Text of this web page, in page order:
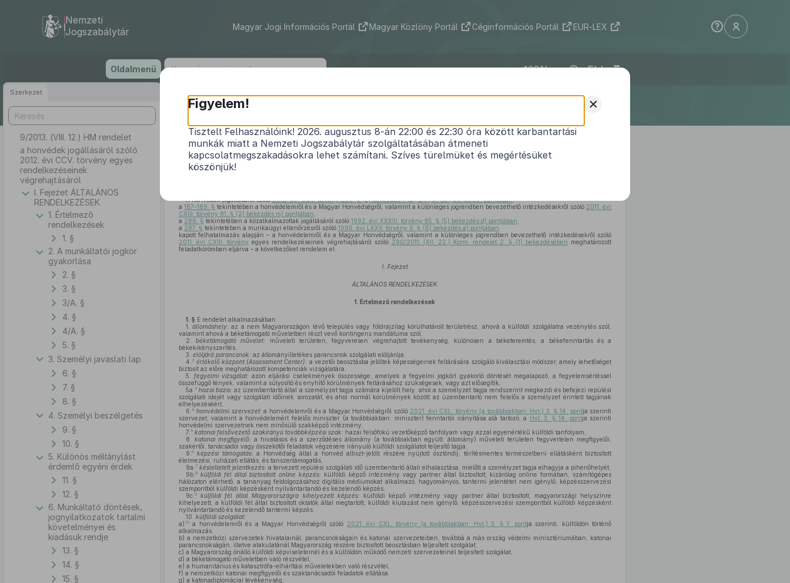
tartalomra
Nemzeti
Jogszabálytár
Magyar Jogi Információs Portál Magyar Közlöny Portál Céginformációs Portál EUR-LEX
Oldalmenü ELI
Szerkezet
9/2013. (VIII. 12.) HM rendelet
a honvédek jogállásáról szóló
2012. évi CCV. törvény egyes
rendelkezéseinek
végrehajtásáról
I. Fejezet ÁLTALÁNOS
RENDELKEZÉSEK
1. Értelmező
rendelkezések
1. §
2. A munkáltatói jogkör
gyakorlása
2. §
3. §
3/A. §
4. §
4/A. §
5. §
3. Személyi javaslati lap
6. §
7. §
8. §
4. Személyi beszélgetés
9. §
10. §
5. Különös méltánylást
érdemlő egyéni érdek
11. §
12. §
6. Munkáltató döntések,
jognyilatkozatok tartalmi
követelményei és
kiadásuk rendje
13. §
14. §
15. §
9/2013. (VIII. 12.) HM rendelet
a honvédek jogállásáról szóló2012. évi CCV. törvény egyes rendelkezéseinek
végrehajtásáról1
A honvédek jogállásáról szóló2012. évi CCV. törvény 238. § (2) bekezdés 1–15., 24., 31–33., 36. és 39. pontjában,
a 187–189. § tekintetében a honvédelemről és a Magyar Honvédségről, valamint a különleges jogrendben bevezethető intézkedésekről szóló 2011. évi
CXIII. törvény 81. § (2) bekezdés m) pontjában
a 286. § tekintetében a közalkalmazottak jogállásáról szóló 1992. évi XXXIII. törvény 85. § (5) bekezdés d) pontjában
a 287. § tekintetében a munkaügyi ellenőrzésről szóló 1996. évi LXXV. törvény 9. § (6) bekezdés a) pontjában
kapott felhatalmazás alapján – a honvédelemről és a Magyar Honvédségről, valamint a különleges jogrendben bevezethető intézkedésekről szóló
2011. évi CXIII. törvény egyes rendelkezéseinek végrehajtásáról szóló 290/2011. (XII. 22.) Korm. rendelet 2. § (1) bekezdésében meghatározott
feladatkörömben eljárva – a következőket rendelem el:
I. Fejezet
ÁLTALÁNOS RENDELKEZÉSEK
1. Értelmező rendelkezések
1. § E rendelet alkalmazásában
1.
állomáshely: az a nem Magyarországon lévő település vagy földrajzilag körülhatárolt területrész, ahová a külföldi szolgálatra vezénylés szól,
valamint ahová a béketámogató műveletben részt vevő kontingens mandátuma szól,
2.
béketámogató művelet:
műveleti területen, fegyveresen végrehajtott tevékenység, különösen a béketeremtés, a békefenntartás és a
békekikényszerítés,
3. elöljáró parancsnok: az állományilletékes parancsnok szolgálati elöljárója,
4. 2 értékelő központ (Assessment Center): a vezetői beosztásba jelöltek képességeinek feltárására szolgáló kiválasztási módszer, amely lehetőséget
biztosít az előre meghatározott kompetenciák vizsgálatára,
5.
fegyelmi vizsgálat: azon eljárási cselekmények összessége, amelyek a fegyelmi jogkört gyakorló döntését megalapozó, a fegyelemsértéssel
összefüggő tények, valamint a súlyosító és enyhítő körülmények feltárásához szükségesek, vagy azt elősegítik,
5a. 3 hazai bázis: az üzembentartó által a személyzet tagja számára kijelölt hely, ahol a személyzet tagja rendszerint megkezdi és befejezi repülési
szolgálati idejét vagy szolgálati időinek sorozatát, és ahol normál körülmények között az üzembentartó nem felelős a személyzet érintett tagjának
elhelyezéséért,
6. 4 honvédelmi szervezet: a honvédelemről és a Magyar Honvédségről szóló 2021. évi CXL. törvény (a továbbiakban: Hvt.) 3. § 14. pontja szerinti
szervezet, valamint a honvédelemért felelős miniszter (a továbbiakban: miniszter) fenntartói irányítása alá tartozó, a Hvt. 3. § 14. pontja szerinti
honvédelmi szervezetnek nem minősülő szakképző intézmény,
7. 5 katonai felsővezető szakirányú továbbképzési szak: hazai felsőfokú vezetőképző tanfolyam vagy azzal egyenértékű külföldi tanfolyam,
8.
katonai megfigyelő: a hivatásos és a szerződéses állomány (a továbbiakban együtt: állomány) műveleti területen fegyvertelen megfigyelői,
szakértői, tanácsadói vagy összekötői feladatok végzésére irányuló külföldi szolgálatot teljesítő tagja,
9. 6 képzési támogatás: a Honvédség által a honvéd altiszt-jelölt részére nyújtott ösztöndíj, térítésmentes természetbeni ellátásként biztosított
élelmezési, ruházati ellátás, és tanszertámogatás,
9a. 7 késleltetett jelentkezés: a tervezett repülési szolgálati idő üzembentartó általi elhalasztása, mielőtt a személyzet tagja elhagyja a pihenőhelyét,
9b. 8 külföldi fél által biztosított online képzés: külföldi képző intézmény vagy partner által biztosított, kizárólag online formában, számítógépes
hálózaton elérhető, a tananyag feldolgozásához digitális médiumokat alkalmazó, hagyományos, tantermi jelentétet nem igénylő, képzésszervezési
szempontból külföldi képzésként nyilvántartandó és kezelendő képzés,
9c. 9 külföldi fél által Magyarországra kihelyezett képzés: külföldi képző intézmény vagy partner által biztosított, magyarországi helyszínre
kihelyezett, a külföldi fél által biztosított oktatók által megtartott, külföldi kiutazást nem igénylő, képzésszervezési szempontból külföldi képzésként
nyilvántartandó és kezelendő tantermi képzés,
10. külföldi szolgálat:
a) 10a honvédelemről és a Magyar Honvédségről szóló 2021. évi CXL. törvény (a továbbiakban: Hvt.) 3. § 1. pontja szerinti, külföldön történő
alkalmazás,
b) a nemzetközi szervezetek hivatalainál, parancsnokságain és katonai szervezeteiben, továbbá a más ország védelmi minisztériumában, katonai
parancsnokságán, illetve alakulatánál Magyarország részére biztosított beosztásban teljesített szolgálat,
c) a Magyarország önálló külföldi képviseleteinél és a külföldön működő nemzeti szervezeteinél teljesített szolgálat,
d) a béketámogató műveletben való részvétel,
e) a humanitárius és katasztrófa-elhárítási műveletekben való részvétel,
f) a nemzetközi katonai megfigyelői és szaktanácsadói feladatok ellátása,
g) a katonadiplomáciai tevékenység,
+
Figyelem!
Tisztelt Felhasználóink! 2026. augusztus 8-án 22:00 és 22:30 óra között karbantartási
munkák miatt a Nemzeti Jogszabálytár szolgáltatásában átmeneti
kapcsolatmegszakadásokra lehet számítani. Szíves türelmüket és megértésüket
köszönjük!